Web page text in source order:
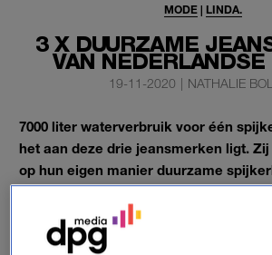
3 X DUURZAME
VAN
MODE | LINDA.
19-11-2020 | NATHALIE
7000 liter waterverbruik voor één
het aan deze drie jeansmerken ligt.
op hun eigen manier duurzame
hennep tot biologisch katoen.
Daarnaast steun je bij aankoop het